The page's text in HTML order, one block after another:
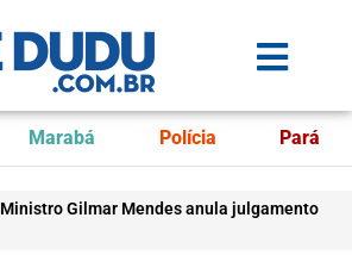
Marabá Polícia Pará
Ministro Gilmar Mendes anula julgamento